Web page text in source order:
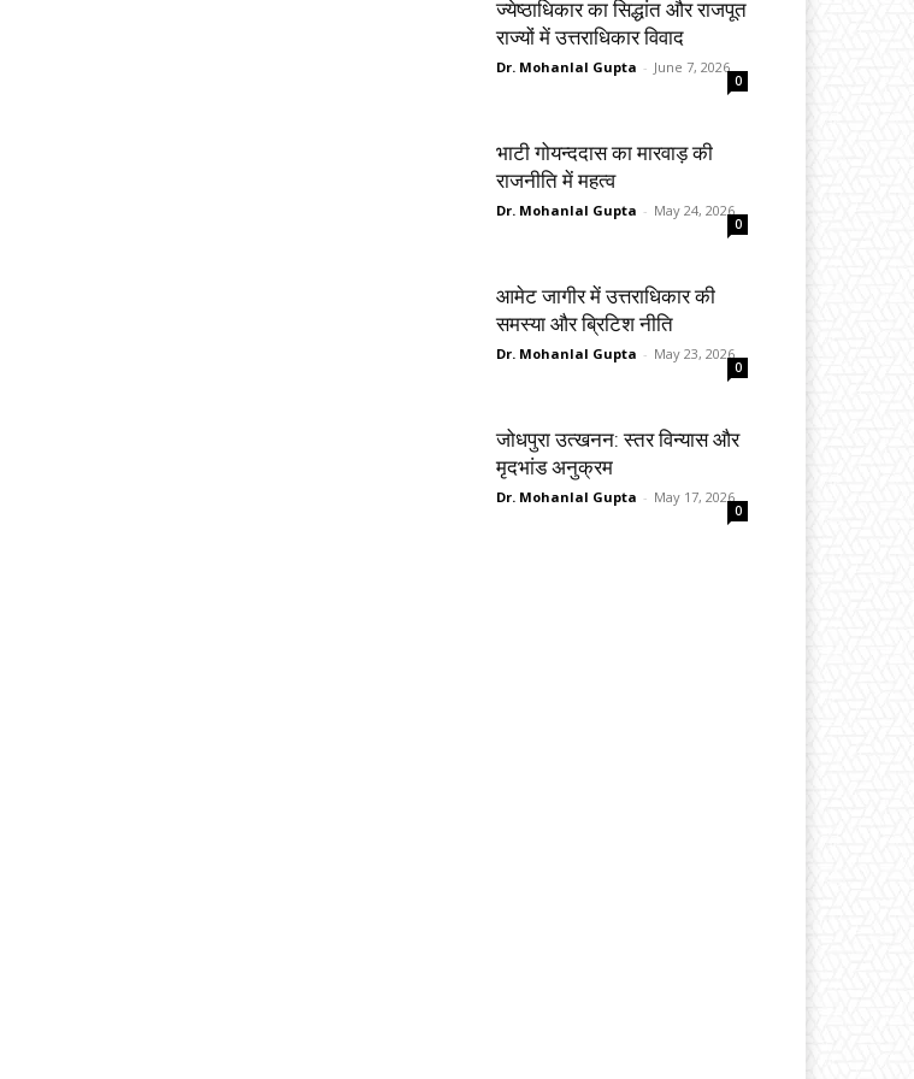
ज्येष्ठाधिकार का सिद्धांत और राजपूत
राज्यों में उत्तराधिकार विवाद
Dr. Mohanlal Gupta - June 7, 2026
0
भाटी गोयन्ददास का मारवाड़ की
राजनीति में महत्व
Dr. Mohanlal Gupta - May 24, 2026
0
आमेट जागीर में उत्तराधिकार की
समस्या और ब्रिटिश नीति
Dr. Mohanlal Gupta - May 23, 2026
0
जोधपुरा उत्खनन: स्तर विन्यास और
मृदभांड अनुक्रम
Dr. Mohanlal Gupta - May 17, 2026
0